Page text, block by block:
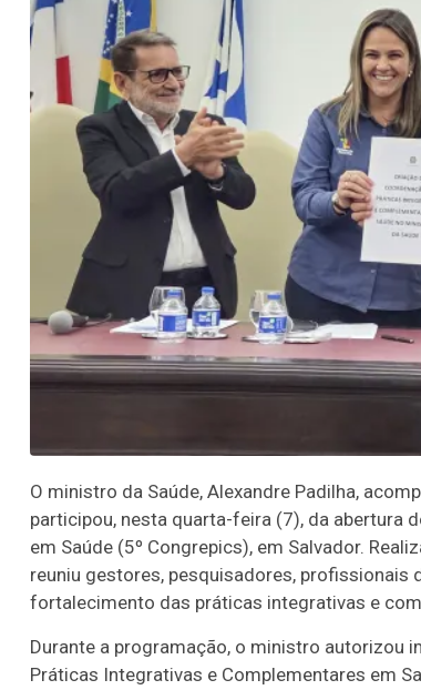
O ministro da Saúde, Alexandre Padilha,
participou, nesta quarta-feira (7), da abertura
em Saúde (5º Congrepics), em Salvador.
reuniu gestores, pesquisadores, profissionais
fortalecimento das práticas integrativas e
Durante a programação, o ministro autorizou
Práticas Integrativas e Complementares em